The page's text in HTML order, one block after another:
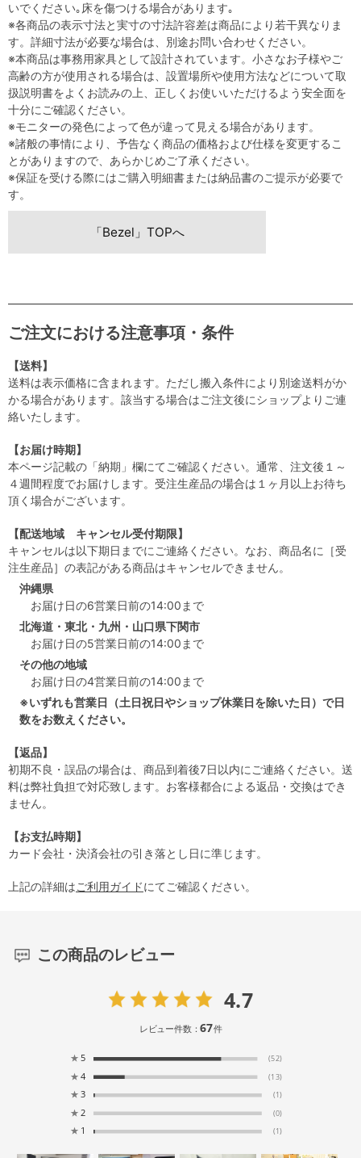
いでください｡床を傷つける場合があります｡
※各商品の表示寸法と実寸の寸法許容差は商品により若干異なりま
す。詳細寸法が必要な場合は、別途お問い合わせください。
※本商品は事務用家具として設計されています。小さなお子様やご
高齢の方が使用される場合は、設置場所や使用方法などについて取
扱説明書をよくお読みの上、正しくお使いいただけるよう安全面を
十分にご確認ください。
※モニターの発色によって色が違って見える場合があります。
※諸般の事情により、予告なく商品の価格および仕様を変更するこ
とがありますので、あらかじめご了承ください。
※保証を受ける際にはご購入明細書または納品書のご提示が必要で
す。
「Bezel」TOPへ
ご注文における注意事項・条件
【送料】
送料は表示価格に含まれます。ただし搬入条件により別途送料がか
かる場合があります。該当する場合はご注文後にショップよりご連
絡いたします。
【お届け時期】
本ページ記載の「納期」欄にてご確認ください。通常、注文後１～
４週間程度でお届けします。受注生産品の場合は１ヶ月以上お待ち
頂く場合がございます。
【配送地域 キャンセル受付期限】
キャンセルは以下期日までにご連絡ください。なお、商品名に［受
注生産品］の表記がある商品はキャンセルできません。
沖縄県
お届け日の6営業日前の14:00まで
北海道・東北・九州・山口県下関市
お届け日の5営業日前の14:00まで
その他の地域
お届け日の4営業日前の14:00まで
※いずれも営業日（土日祝日やショップ休業日を除いた日）で日
数をお数えください。
【返品】
初期不良・誤品の場合は、商品到着後7日以内にご連絡ください。送
料は弊社負担で対応致します。お客様都合による返品・交換はでき
ません。
【お支払時期】
カード会社・決済会社の引き落とし日に準じます。
上記の詳細はご利用ガイドにてご確認ください。
この商品のレビュー
4.7
レビュー件数：67件
★ 5 (52)
★ 4 (13)
★ 3 (1)
★ 2 (0)
★ 1 (1)